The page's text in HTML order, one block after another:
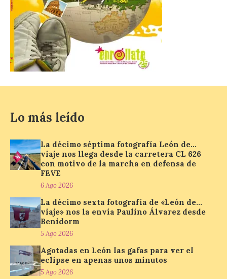
El Mercado Medieval abre
sus puertas en La Bañeza
con más de 60 puestos y
un amplio programa de
animación.
La programación
calendario de actividades
de animación dirigidas a
todos los públicos. La
Bañeza inauguró en la tarde de este
martes 4 de agosto una nueva edición de
su tradicional Mercado Medieval, que
hasta el próximo 6 […]
Un viaje a la Antigüedad:
el Museo del Prado
propone un recorrido por
obras de su Colección de
inspiración clásica
Lo más leído
La décimo séptima fotografía León de…
viaje nos llega desde la carretera CL 626
con motivo de la marcha en defensa de
FEVE
6 Ago 2026
La décimo sexta fotografía de «León de…
viaje» nos la envía Paulino Álvarez desde
Benidorm
5 Ago 2026
Agotadas en León las gafas para ver el
eclipse en apenas unos minutos
5 Ago 2026